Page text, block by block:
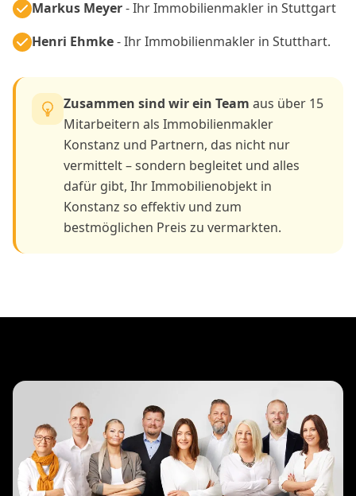
Markus Meyer- Ihr Immobilienmakler in Stuttgart
Henri Ehmke- Ihr Immobilienmakler in Stutthart.
Zusammen sind wir ein Team aus über 15
Mitarbeitern als Immobilienmakler
Konstanz und Partnern, das nicht nur
vermittelt – sondern begleitet und alles
dafür gibt, Ihr Immobilienobjekt in
Konstanz so effektiv und zum
bestmöglichen Preis zu vermarkten.